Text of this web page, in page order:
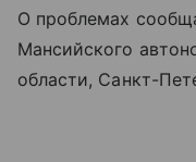
О проблемах
Мансийского
области, Санкт-